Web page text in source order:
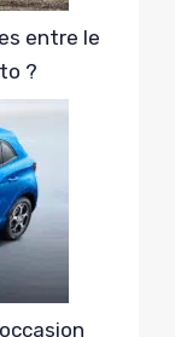
entre le
?